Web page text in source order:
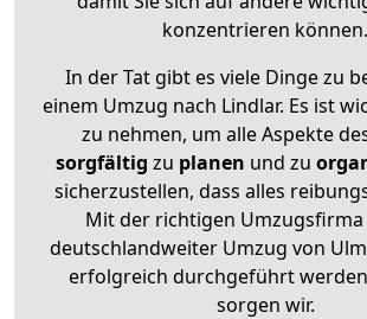
konzentrieren können.
In der Tat gibt es viele Dinge zu
einem Umzug nach Lindlar. Es ist
zu nehmen, um alle Aspekte
sorgfältig zu planen und zu
sicherzustellen, dass alles
Mit der richtigen Umzugsfirma
deutschlandweiter Umzug von
erfolgreich durchgeführt
sorgen wir.